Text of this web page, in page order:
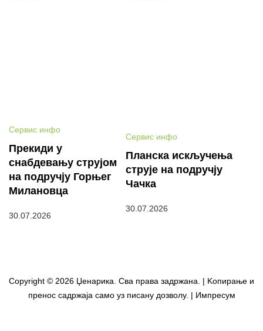
Сервис инфо
Прекиди у
снабдевању струјом
на подручју Горњег
Милановца
30.07.2026
Сервис инфо
Планска искључења
струје на подручју
Чачка
30.07.2026
Copyright © 2026 Џенарика. Сва права задржана. | Kопирање и
пренос садржаја само уз писану дозволу. | Импресум